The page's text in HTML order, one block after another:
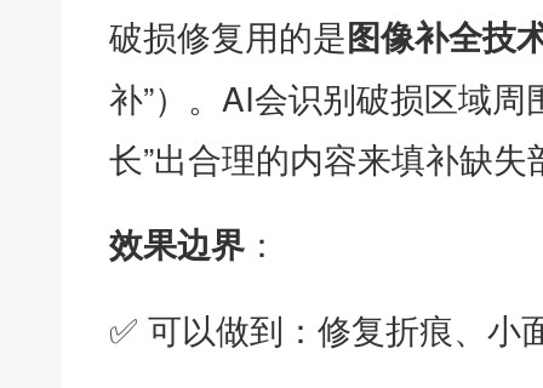
破损修复用的是图像补全技
补”）。AI会识别破损区域
长”出合理的内容来填补缺失
效果边界 ：
✅ 可以做到：修复折痕、小